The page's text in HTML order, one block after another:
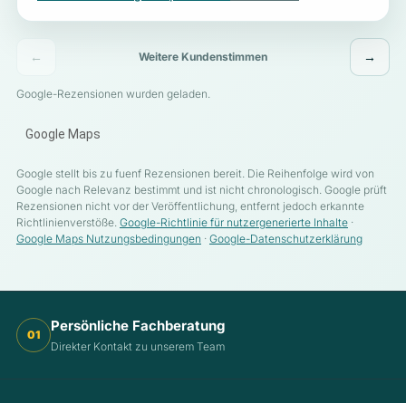
← Weitere Kundenstimmen →
Google-Rezensionen wurden geladen.
Google Maps
Google stellt bis zu fuenf Rezensionen bereit. Die Reihenfolge wird von
Google nach Relevanz bestimmt und ist nicht chronologisch. Google prüft
Rezensionen nicht vor der Veröffentlichung, entfernt jedoch erkannte
Richtlinienverstöße. Google-Richtlinie für nutzergenerierte Inhalte ·
Google Maps Nutzungsbedingungen · Google-Datenschutzerklärung
01
Persönliche Fachberatung
Direkter Kontakt zu unserem Team